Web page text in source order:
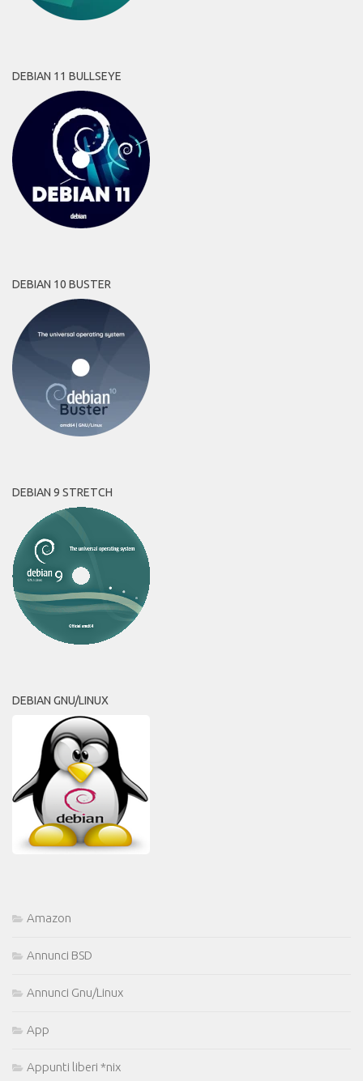
DEBIAN 11 BULLSEYE
DEBIAN 10 BUSTER
DEBIAN 9 STRETCH
DEBIAN GNU/LINUX
Amazon
Annunci BSD
Annunci Gnu/Linux
App
Appunti liberi *nix